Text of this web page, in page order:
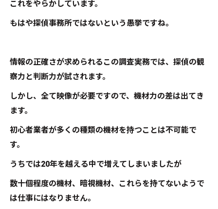
これをやらかしています。
もはや探偵事務所ではないという愚挙ですね。
情報の正確さが求められるこの調査実務では、探偵の観
察力と判断力が試されます。
しかし、全て映像が必要ですので、機材力の差は出てき
ます。
初心者業者が多くの種類の機材を持つことは不可能で
す。
うちでは20年を越える中で増えてしまいましたが
数十個程度の機材、暗視機材、これらを持てないようで
は仕事にはなりません。